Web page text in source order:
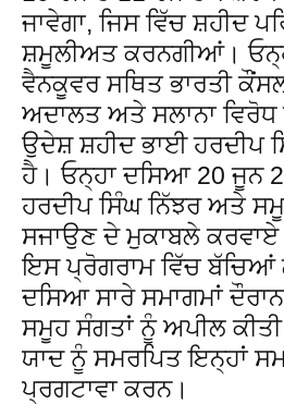
ਜਾਵੇਗਾ, ਜਿਸ ਵਿੱਚ ਸ਼ਹੀਦ
ਸ਼ਮੂਲੀਅਤ ਕਰਨਗੀਆਂ।
ਵੈਨਕੂਵਰ ਸਥਿਤ ਭਾਰਤੀ
ਅਦਾਲਤ ਅਤੇ ਸਲਾਨਾ
ਉਦੇਸ਼ ਸ਼ਹੀਦ ਭਾਈ ਹਰਦੀਪ
ਹੈ। ਓਨ੍ਹਾ ਦਸਿਆ 20 ਜੂਨ
ਹਰਦੀਪ ਸਿੰਘ ਨਿੱਝਰ ਅਤੇ
ਸਜਾਉਣ ਦੇ ਮੁਕਾਬਲੇ
ਇਸ ਪ੍ਰੋਗਰਾਮ ਵਿੱਚ ਬੱਚਿਆਂ
ਦਸਿਆ ਸਾਰੇ ਸਮਾਗਮਾਂ
ਸਮੂਹ ਸੰਗਤਾਂ ਨੂੰ ਅਪੀਲ
ਯਾਦ ਨੂੰ ਸਮਰਪਿਤ ਇਨ੍ਹਾਂ
ਪ੍ਰਗਟਾਵਾ ਕਰਨ।